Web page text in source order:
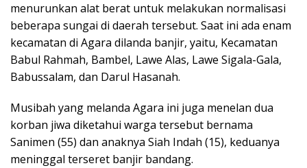
menurunkan alat berat untuk melakukan normalisasi
beberapa sungai di daerah tersebut. Saat ini ada enam
kecamatan di Agara dilanda banjir, yaitu, Kecamatan
Babul Rahmah, Bambel, Lawe Alas, Lawe Sigala-Gala,
Babussalam, dan Darul Hasanah.
Musibah yang melanda Agara ini juga menelan dua
korban jiwa diketahui warga tersebut bernama
Sanimen (55) dan anaknya Siah Indah (15), keduanya
meninggal terseret banjir bandang.